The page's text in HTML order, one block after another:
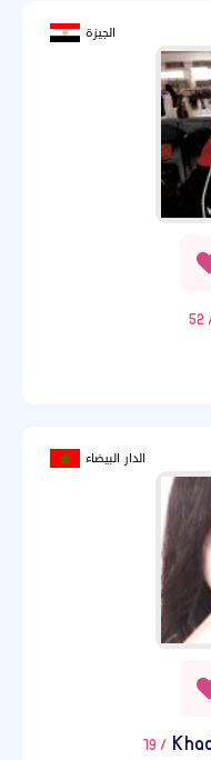
الجيزة
/
الدار البيضاء
/ 19